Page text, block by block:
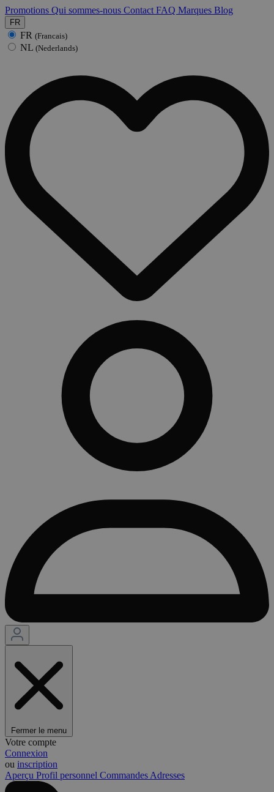
Promotions Qui sommes-nous Contact FAQ Marques Blog
FR
FR (Francais)
NL (Nederlands)
Fermer le menu
Votre compte
Connexion
ou inscription
Aperçu Profil personnel Commandes Adresses